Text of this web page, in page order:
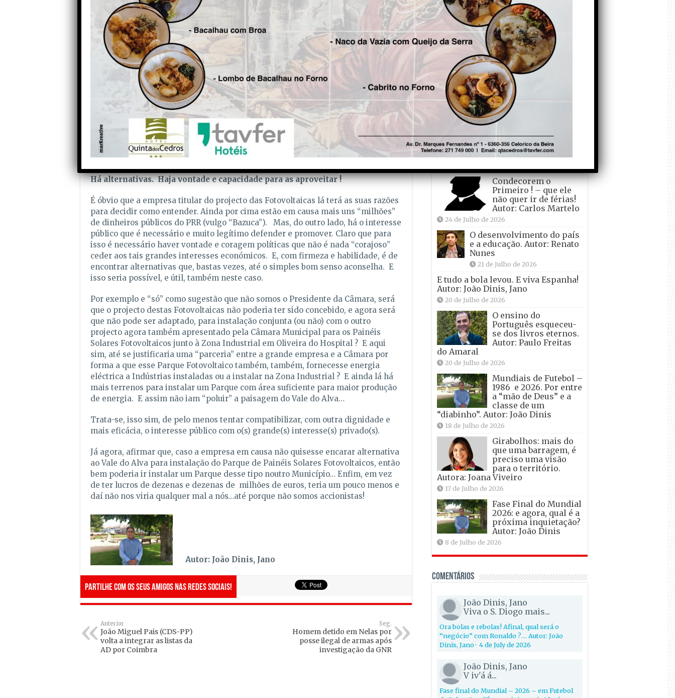
Alva mais ou menos por cima de Caldas de S. Paulo. Aliás, a Câmara Municipal
mais não faz do que alinhar com a política de permissivas autorizações saídas de
vários governos.
Ora, e venha lá quem vier contar-nos “estórias” de embalar incautos, “plantar”
por vários hectares, alguns milhares de Painéis Solares nunca será como plantar
lá Árvores daquelas ditas “autóctones” como houve e ainda vai havendo na zona
em causa… Já dissemos, e repetimos, que esses Painéis Solares destinados a
produzir “luz”, afinal vêm é “escurecer” o belo Vale do Alva… Nós não estamos de
acordo com isso !
A este propósito, chega mesmo a ser pura propaganda à dita empresa, algumas
das declarações muito recentemente divulgadas pela Câmara Municipal cuja
maioria partidária se viu forçada a vir a público dar algumas pretensas
justificações sobre a aprovação deste projecto das Fotovoltaicas. Enfim…
Há alternativas. Haja vontade e capacidade para as aproveitar !
É óbvio que a empresa titular do projecto das Fotovoltaicas lá terá as suas razões
para decidir como entender. Ainda por cima estão em causa mais uns “milhões”
de dinheiros públicos do PRR (vulgo “Bazuca”). Mas, do outro lado, há o interesse
público que é necessário e muito legítimo defender e promover. Claro que para
isso é necessário haver vontade e coragem políticas que não é nada “corajoso”
ceder aos tais grandes interesses económicos. E, com firmeza e habilidade, é de
encontrar alternativas que, bastas vezes, até o simples bom senso aconselha. E
isso seria possível, e útil, também neste caso.
Por exemplo e “só” como sugestão que não somos o Presidente da Câmara, será
que o projecto destas Fotovoltaicas não poderia ter sido concebido, e agora será
que não pode ser adaptado, para instalação conjunta (ou não) com o outro
projecto agora também apresentado pela Câmara Municipal para os Painéis
Solares Fotovoltaicos junto à Zona Industrial em Oliveira do Hospital ? E aqui
sim, até se justificaria uma “parceria” entre a grande empresa e a Câmara por
forma a que esse Parque Fotovoltaico também, também, fornecesse energia
eléctrica a Indústrias instaladas ou a instalar na Zona Industrial ? E ainda lá há
mais terrenos para instalar um Parque com área suficiente para maior produção
de energia. E assim não iam “poluir” a paisagem do Vale do Alva…
Trata-se, isso sim, de pelo menos tentar compatibilizar, com outra dignidade e
mais eficácia, o interesse público com o(s) grande(s) interesse(s) privado(s).
Já agora, afirmar que, caso a empresa em causa não quisesse encarar alternativa
ao Vale do Alva para instalação do Parque de Painéis Solares Fotovoltaicos, então
bem poderia ir instalar um Parque desse tipo noutro Município… Enfim, em vez
de ter lucros de dezenas e dezenas de milhões de euros, teria um pouco menos e
daí não nos viria qualquer mal a nós…até porque não somos accionistas!
Autor: João Dinis, Jano
Partilhe com os seus amigos nas redes sociais!
Anterior
João Miguel Pais (CDS-PP)
volta a integrar as listas da
AD por Coimbra
Seg.
Homem detido em Nelas por
posse ilegal de armas após
investigação da GNR
A marca Sporting em
todo o mundo está a
crescer atrás de
Ronaldo. Autor: Paulo
Freitas do Amaral
5 de Agosto de 2026
Falso crescimento…
Autor: Nuno Pereira
1 de Agosto de 2026
Tadei Pogacar vence o
“Tour” – A “Volta a
França em Bicicleta”
pela quinta vez! Autor:
João Dinis
Condecorem o
Primeiro ! – que ele
não quer ir de férias!
Autor: Carlos Martelo
24 de Julho de 2026
O desenvolvimento do país
e a educação. Autor: Renato
Nunes
21 de Julho de 2026
E tudo a bola levou. E viva Espanha!
Autor: João Dinis, Jano
20 de Julho de 2026
O ensino do
Português esqueceu-
se dos livros eternos.
Autor: Paulo Freitas
do Amaral
20 de Julho de 2026
Mundiais de Futebol –
1986 e 2026. Por entre
a “mão de Deus” e a
classe de um
“diabinho”. Autor: João Dinis
18 de Julho de 2026
Girabolhos: mais do
que uma barragem, é
preciso uma visão
para o território.
Autora: Joana Viveiro
17 de Julho de 2026
Fase Final do Mundial
2026: e agora, qual é a
próxima inquietação?
Autor: João Dinis
8 de Julho de 2026
Comentários
João Dinis, Jano
Viva o S. Diogo mais...
Ora bolas e rebolas! Afinal, qual será o
“negócio” com Ronaldo ?… Autor: João
Dinis, Jano· 4 de July de 2026
João Dinis, Jano
V iv'á á...
Fase final do Mundial – 2026 – em Futebol